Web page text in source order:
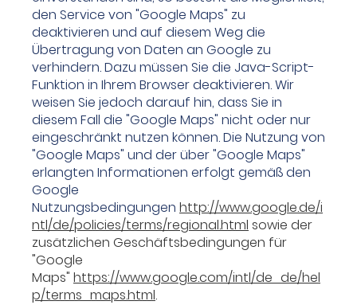
den Service von "Google Maps" zu
deaktivieren und auf diesem Weg die
Übertragung von Daten an Google zu
verhindern. Dazu müssen Sie die Java-Script-
Funktion in Ihrem Browser deaktivieren. Wir
weisen Sie jedoch darauf hin, dass Sie in
diesem Fall die "Google Maps" nicht oder nur
eingeschränkt nutzen können. Die Nutzung von
"Google Maps" und der über "Google Maps"
erlangten Informationen erfolgt gemäß den
Google
Nutzungsbedingungen http://www.google.de/i
ntl/de/policies/terms/regional.html sowie der
zusätzlichen Ge­schäfts­be­dingungen für
"Google
Maps" https://www.google.com/intl/de_de/hel
p/terms_maps.html.